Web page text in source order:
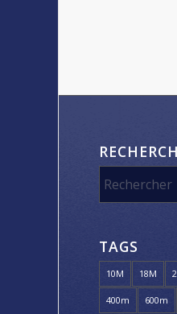
TAGS
10M 18M
400m 600m